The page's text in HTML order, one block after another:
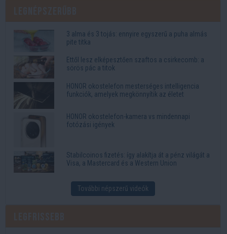
3 alma és 3 tojás: ennyire egyszerű a puha almás
pite titka
Ettől lesz elképesztően szaftos a csirkecomb: a
sörös pác a titok
HONOR okostelefon mesterséges intelligencia
funkciók, amelyek megkönnyítik az életet
HONOR okostelefon-kamera vs mindennapi
fotózási igények
Stabilcoinos fizetés: így alakítja át a pénz világát a
Visa, a Mastercard és a Western Union
További népszerű videók